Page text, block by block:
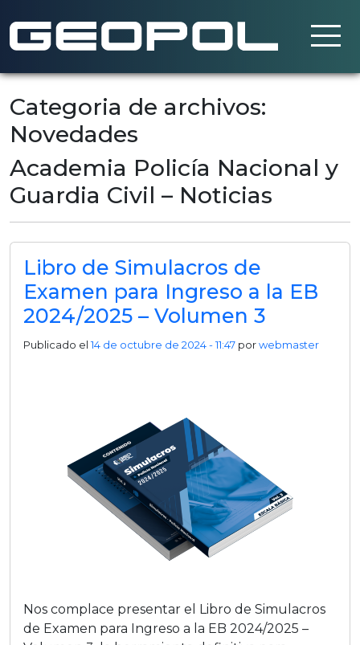
Saltar al contenido principal
Categoria de archivos:
Novedades
Academia Policía Nacional y
Guardia Civil – Noticias
Libro de Simulacros de
Examen para Ingreso a la EB
2024/2025 – Volumen 3
Publicado el14 de octubre de 2024 - 11:47 porwebmaster
Nos complace presentar el Libro de Simulacros
de Examen para Ingreso a la EB 2024/2025 –